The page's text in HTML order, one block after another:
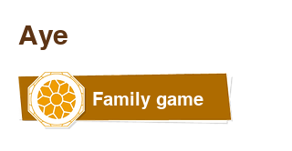
Aye
Family game